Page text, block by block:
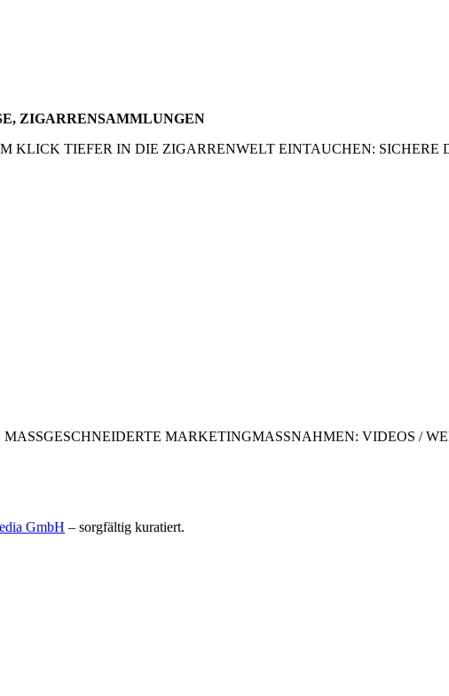
ZIGARRENSAMMLUNGEN
KLICK TIEFER IN DIE ZIGARRENWELT EINTAUCHEN: SICHERE
MARKETINGMASSNAHMEN: VIDEOS /
GmbH – sorgfältig kuratiert.